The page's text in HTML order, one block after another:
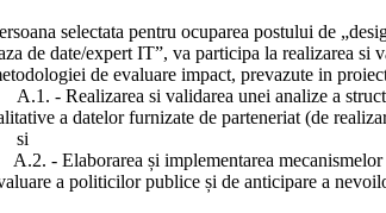
selectata pentru ocuparea postului de
de date/expert IT”, va participa la realizarea si
de evaluare impact, prevazute in
- Realizarea si validarea unei analize a
a datelor furnizate de parteneriat (de
- Elaborarea și implementarea mecanismelor
a politicilor publice și de anticipare a